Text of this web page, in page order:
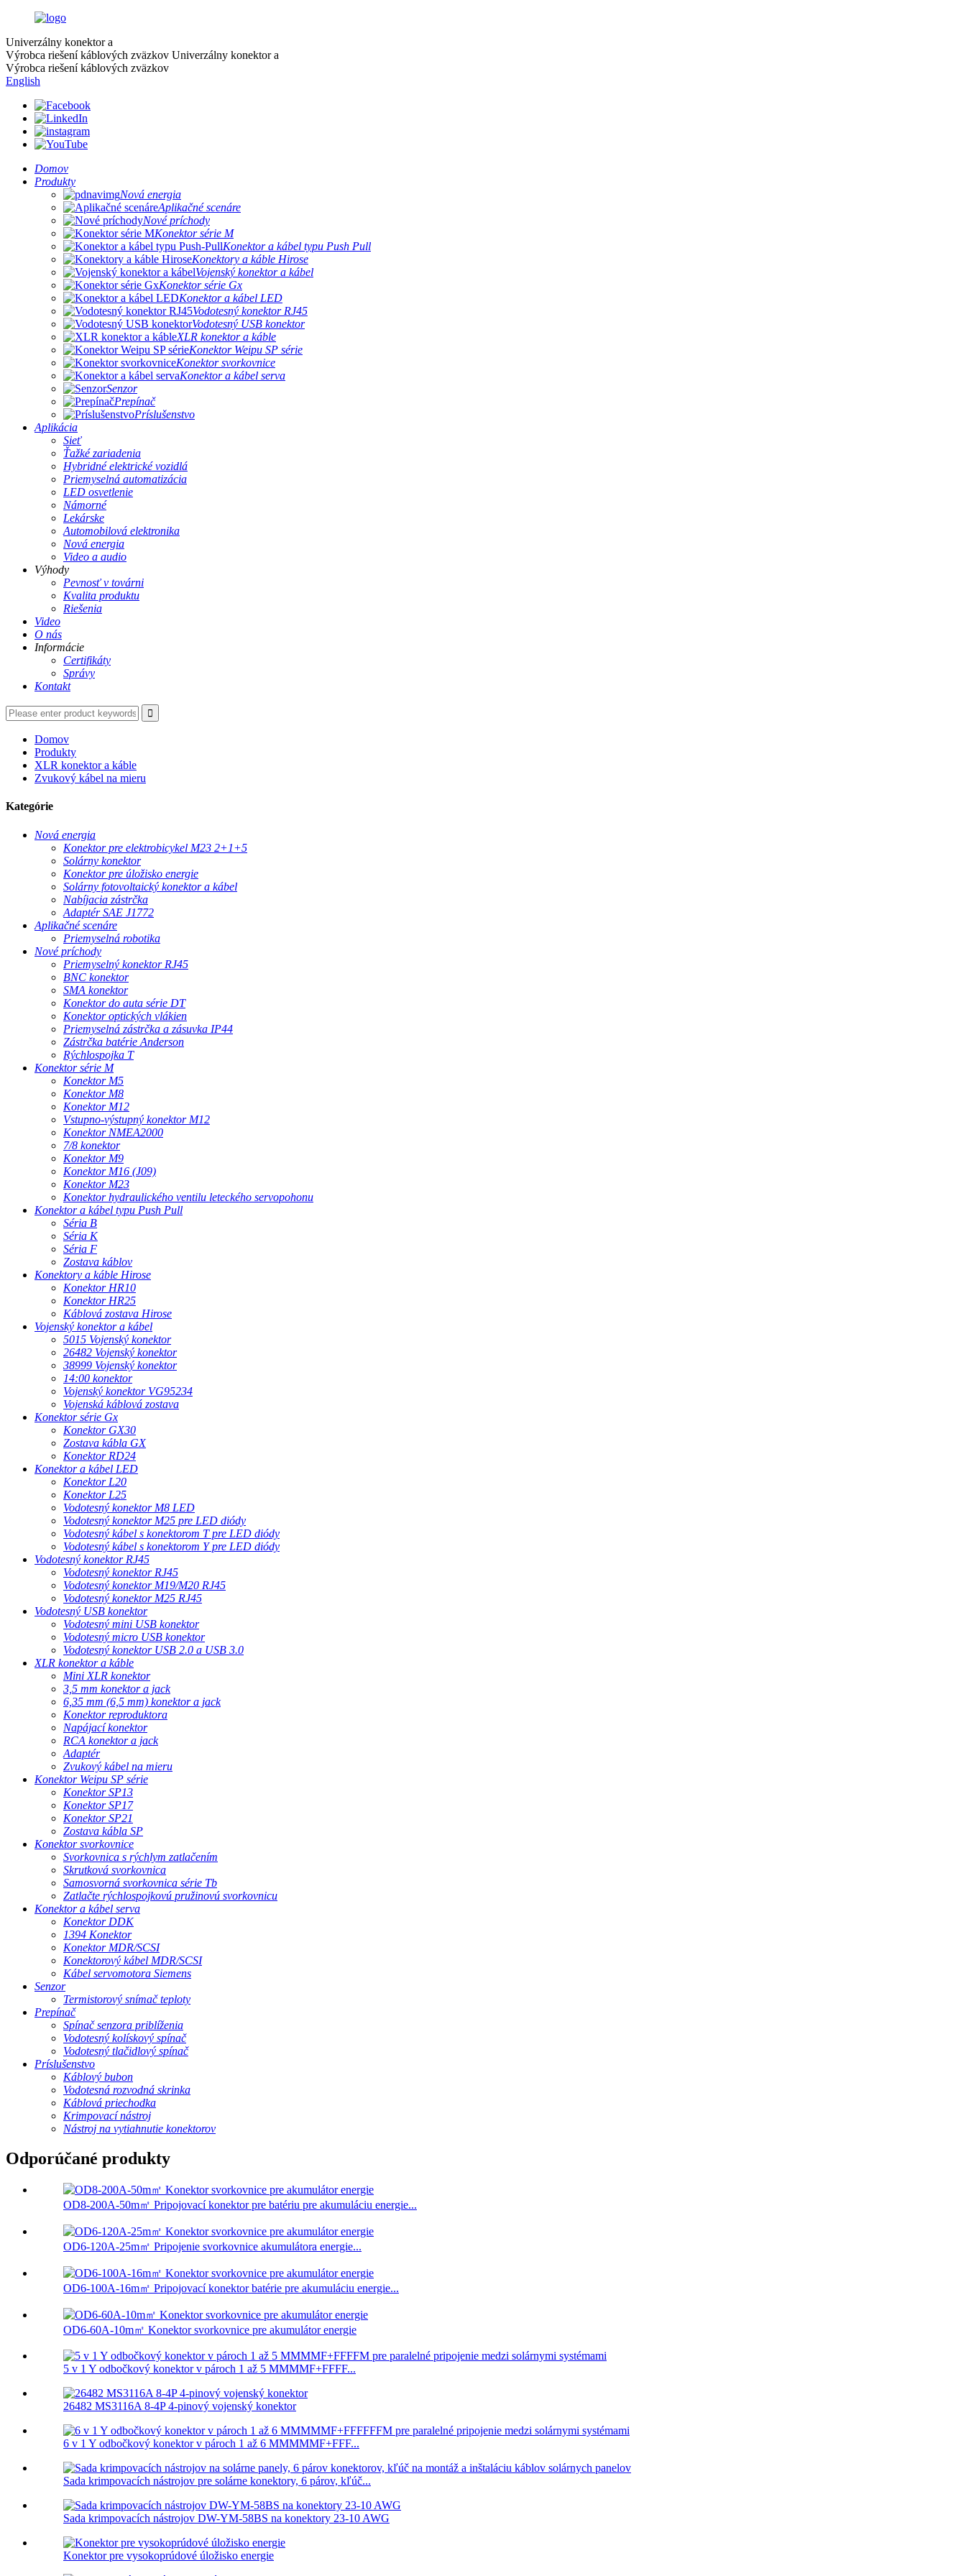
Univerzálny konektor a
Výrobca riešení káblových zväzkov Univerzálny konektor a
Výrobca riešení káblových zväzkov
English
Domov
Produkty
Nová energia
Aplikačné scenáre
Nové príchody
Konektor série M
Konektor a kábel typu Push Pull
Konektory a káble Hirose
Vojenský konektor a kábel
Konektor série Gx
Konektor a kábel LED
Vodotesný konektor RJ45
Vodotesný USB konektor
XLR konektor a káble
Konektor Weipu SP série
Konektor svorkovnice
Konektor a kábel serva
Senzor
Prepínač
Príslušenstvo
Aplikácia
Sieť
Ťažké zariadenia
Hybridné elektrické vozidlá
Priemyselná automatizácia
LED osvetlenie
Námorné
Lekárske
Automobilová elektronika
Nová energia
Video a audio
Výhody
Pevnosť v továrni
Kvalita produktu
Riešenia
Video
O nás
Informácie
Certifikáty
Správy
Kontakt
Domov
Produkty
XLR konektor a káble
Zvukový kábel na mieru
Kategórie
Nová energia
Konektor pre elektrobicykel M23 2+1+5
Solárny konektor
Konektor pre úložisko energie
Solárny fotovoltaický konektor a kábel
Nabíjacia zástrčka
Adaptér SAE J1772
Aplikačné scenáre
Priemyselná robotika
Nové príchody
Priemyselný konektor RJ45
BNC konektor
SMA konektor
Konektor do auta série DT
Konektor optických vlákien
Priemyselná zástrčka a zásuvka IP44
Zástrčka batérie Anderson
Rýchlospojka T
Konektor série M
Konektor M5
Konektor M8
Konektor M12
Vstupno-výstupný konektor M12
Konektor NMEA2000
7/8 konektor
Konektor M9
Konektor M16 (J09)
Konektor M23
Konektor hydraulického ventilu leteckého servopohonu
Konektor a kábel typu Push Pull
Séria B
Séria K
Séria F
Zostava káblov
Konektory a káble Hirose
Konektor HR10
Konektor HR25
Káblová zostava Hirose
Vojenský konektor a kábel
5015 Vojenský konektor
26482 Vojenský konektor
38999 Vojenský konektor
14:00 konektor
Vojenský konektor VG95234
Vojenská káblová zostava
Konektor série Gx
Konektor GX30
Zostava kábla GX
Konektor RD24
Konektor a kábel LED
Konektor L20
Konektor L25
Vodotesný konektor M8 LED
Vodotesný konektor M25 pre LED diódy
Vodotesný kábel s konektorom T pre LED diódy
Vodotesný kábel s konektorom Y pre LED diódy
Vodotesný konektor RJ45
Vodotesný konektor RJ45
Vodotesný konektor M19/M20 RJ45
Vodotesný konektor M25 RJ45
Vodotesný USB konektor
Vodotesný mini USB konektor
Vodotesný micro USB konektor
Vodotesný konektor USB 2.0 a USB 3.0
XLR konektor a káble
Mini XLR konektor
3,5 mm konektor a jack
6,35 mm (6,5 mm) konektor a jack
Konektor reproduktora
Napájací konektor
RCA konektor a jack
Adaptér
Zvukový kábel na mieru
Konektor Weipu SP série
Konektor SP13
Konektor SP17
Konektor SP21
Zostava kábla SP
Konektor svorkovnice
Svorkovnica s rýchlym zatlačením
Skrutková svorkovnica
Samosvorná svorkovnica série Tb
Zatlačte rýchlospojkovú pružinovú svorkovnicu
Konektor a kábel serva
Konektor DDK
1394 Konektor
Konektor MDR/SCSI
Konektorový kábel MDR/SCSI
Kábel servomotora Siemens
Senzor
Termistorový snímač teploty
Prepínač
Spínač senzora priblíženia
Vodotesný kolískový spínač
Vodotesný tlačidlový spínač
Príslušenstvo
Káblový bubon
Vodotesná rozvodná skrinka
Káblová priechodka
Krimpovací nástroj
Nástroj na vytiahnutie konektorov
Odporúčané produkty
OD8-200A-50m㎡ Pripojovací konektor pre batériu pre akumuláciu energie...
OD6-120A-25m㎡ Pripojenie svorkovnice akumulátora energie...
OD6-100A-16m㎡ Pripojovací konektor batérie pre akumuláciu energie...
OD6-60A-10m㎡ Konektor svorkovnice pre akumulátor energie
5 v 1 Y odbočkový konektor v pároch 1 až 5 MMMMF+FFFF...
26482 MS3116A 8-4P 4-pinový vojenský konektor
6 v 1 Y odbočkový konektor v pároch 1 až 6 MMMMMF+FFF...
Sada krimpovacích nástrojov pre solárne konektory, 6 párov, kľúč...
Sada krimpovacích nástrojov DW-YM-58BS na konektory 23-10 AWG
Konektor pre vysokoprúdové úložisko energie